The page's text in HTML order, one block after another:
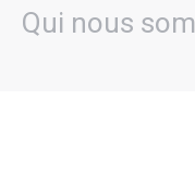
Qui nous